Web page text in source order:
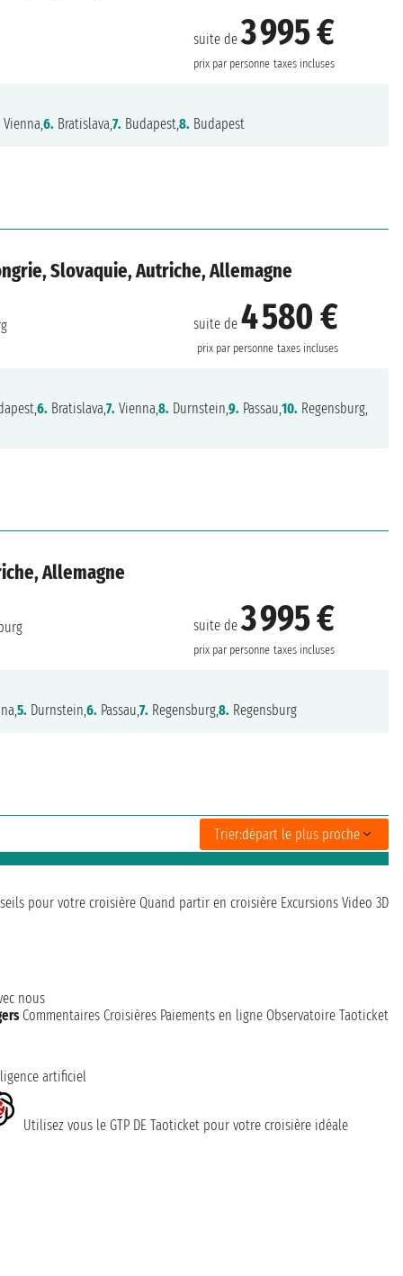
suite de3 995 €
prix par personne taxes incluses
Vienna,6. Bratislava,7. Budapest,8. Budapest
Slovaquie, Autriche, Allemagne
suite de4 580 €
prix par personne taxes incluses
6. Bratislava,7. Vienna,8. Durnstein,9. Passau,10. Regensburg,
Allemagne
suite de3 995 €
prix par personne taxes incluses
5. Durnstein,6. Passau,7. Regensburg,8. Regensburg
Trier:départ le plus proche
pour votre croisière Quand partir en croisière Excursions Video 3D
nous
Commentaires Croisières Paiements en ligne Observatoire Taoticket
artificiel
Utilisez vous le GTP DE Taoticket pour votre croisière idéale